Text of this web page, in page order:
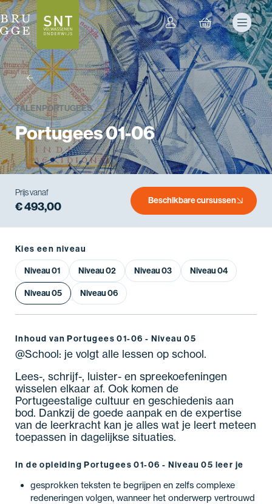
Prijs vanaf
€ 493,00 Beschikbare cursussen
terug
TALENPORTUGEES
Portugees 01-06
Kies een niveau
Niveau 01 Niveau 02 Niveau 03 Niveau 04
Niveau 05 Niveau 06
Inhoud van Portugees 01-06 - Niveau 05
@School: je volgt alle lessen op school.
Lees-, schrijf-, luister- en spreekoefeningen
wisselen elkaar af. Ook komen de
Portugeestalige cultuur en geschiedenis aan
bod. Dankzij de goede aanpak en de expertise
van de leerkracht kan je alles wat je leert meteen
toepassen in dagelijkse situaties.
In de opleiding Portugees 01-06 - Niveau 05 leer je
gesprokken teksten te begrijpen en zelfs complexe
redeneringen volgen, wanneer het onderwerp vertrouwd